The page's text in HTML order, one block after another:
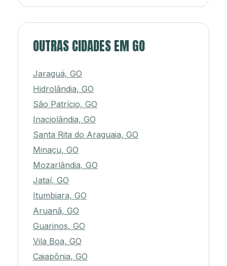
OUTRAS CIDADES EM GO
Jaraguá, GO
Hidrolândia, GO
São Patrício, GO
Inaciolândia, GO
Santa Rita do Araguaia, GO
Minaçu, GO
Mozarlândia, GO
Jataí, GO
Itumbiara, GO
Aruanã, GO
Guarinos, GO
Vila Boa, GO
Caiapônia, GO